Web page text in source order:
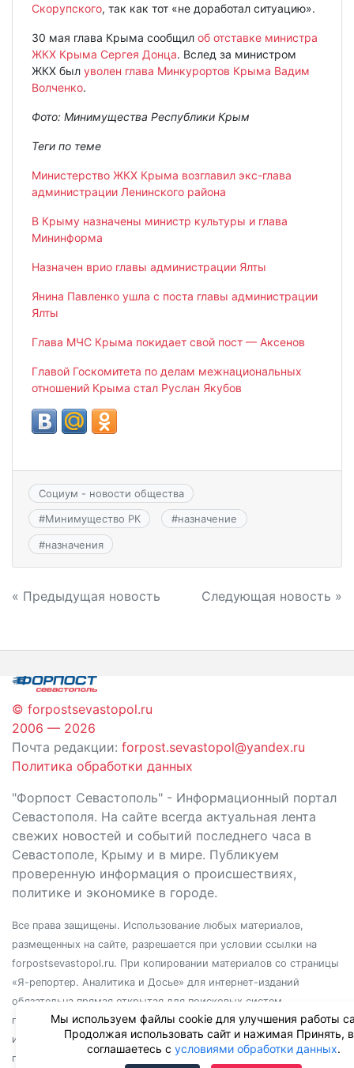
Скорупского, так как тот «не доработал ситуацию».
30 мая глава Крыма сообщил об отставке министра
ЖКХ Крыма Сергея Донца. Вслед за министром
ЖКХ был уволен глава Минкурортов Крыма Вадим
Волченко.
Фото: Минимущества Республики Крым
Теги по теме
Министерство ЖКХ Крыма возглавил экс-глава
администрации Ленинского района
В Крыму назначены министр культуры и глава
Мининформа
Назначен врио главы администрации Ялты
Янина Павленко ушла с поста главы администрации
Ялты
Глава МЧС Крыма покидает свой пост — Аксенов
Главой Госкомитета по делам межнациональных
отношений Крыма стал Руслан Якубов
Социум - новости общества
#Минимущество РК #назначение
#назначения
Навигация
записям
« Предыдущая новость Следующая новость »
© forpostsevastopol.ru
2006 — 2026
Почта редакции: forpost.sevastopol@yandex.ru
Политика обработки данных
"Форпост Севастополь" - Информационный портал
Севастополя. На сайте всегда актуальная лента
свежих новостей и событий последнего часа в
Севастополе, Крыму и в мире. Публикуем
проверенную информация о происшествиях,
политике и экономике в городе.
Все права защищены. Использование любых материалов,
размещенных на сайте, разрешается при условии ссылки на
forpostsevastopol.ru. При копировании материалов со страницы
«Я-репортер. Аналитика и Досье» для интернет-изданий
обязательна прямая открытая для поисковых систем
гиперссылка. Независимо от полного или частичного
использования материалов, ссылка должна быть размещена в
подзаголовке или первом абзаце материала.
Мы используем файлы cookie для улучшения работы
Продолжая использовать сайт и нажимая Принять,
соглашаетесь с условиями обработки данных.